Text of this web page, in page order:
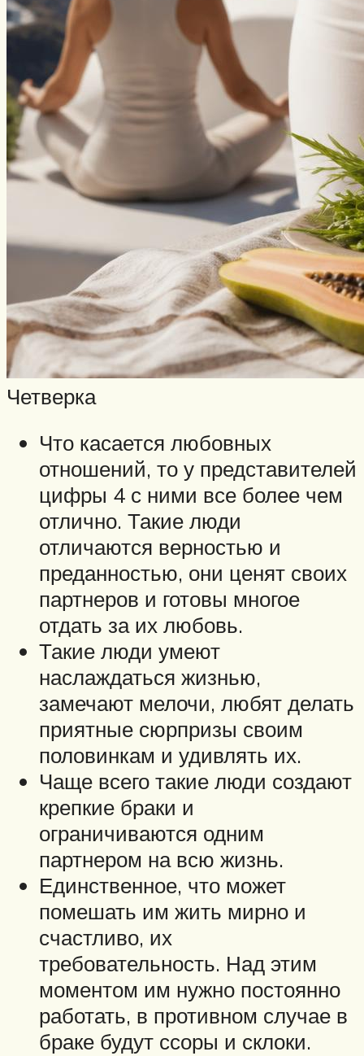
Четверка
Что касается любовных
отношений, то у представителей
цифры 4 с ними все более чем
отлично. Такие люди
отличаются верностью и
преданностью, они ценят своих
партнеров и готовы многое
отдать за их любовь.
Такие люди умеют
наслаждаться жизнью,
замечают мелочи, любят делать
приятные сюрпризы своим
половинкам и удивлять их.
Чаще всего такие люди создают
крепкие браки и
ограничиваются одним
партнером на всю жизнь.
Единственное, что может
помешать им жить мирно и
счастливо, их
требовательность. Над этим
моментом им нужно постоянно
работать, в противном случае в
браке будут ссоры и склоки.